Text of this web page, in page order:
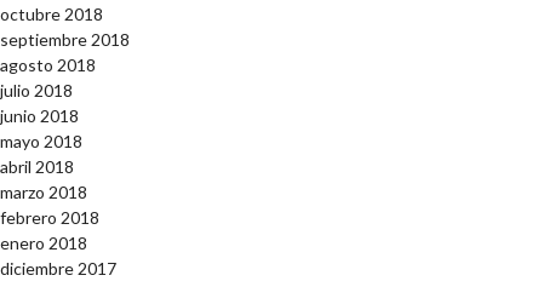
octubre 2018
septiembre 2018
agosto 2018
julio 2018
junio 2018
mayo 2018
abril 2018
marzo 2018
febrero 2018
enero 2018
diciembre 2017